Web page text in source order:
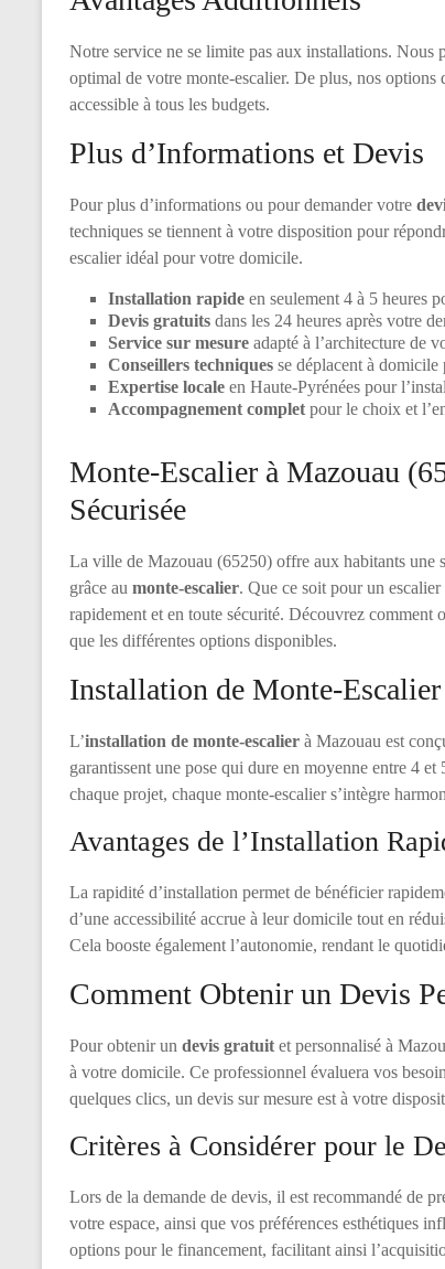
Notre service ne se limite pas aux installations. Nous
optimal de votre monte-escalier. De plus, nos options
accessible à tous les budgets.
Plus d’Informations et Devis
Pour plus d’informations ou pour demander votre
techniques se tiennent à votre disposition pour
escalier idéal pour votre domicile.
Installation rapide en seulement 4 à 5 heures
Devis gratuits dans les 24 heures après votre
Service sur mesure adapté à l’architecture de
Conseillers techniques se déplacent à
Expertise locale en Haute-Pyrénées pour
Accompagnement complet pour le choix et
Monte-Escalier à Mazouau
Sécurisée
La ville de Mazouau (65250) offre aux habitants une
grâce au monte-escalier. Que ce soit pour un
rapidement et en toute sécurité. Découvrez comment
que les différentes options disponibles.
Installation de Monte-
L’installation de monte-escalier à Mazouau est
garantissent une pose qui dure en moyenne entre 4
chaque projet, chaque monte-escalier s’intègre
Avantages de l’Installation
La rapidité d’installation permet de bénéficier
d’une accessibilité accrue à leur domicile tout en
Cela booste également l’autonomie, rendant le
Comment Obtenir un Devis
Pour obtenir un devis gratuit et personnalisé à
à votre domicile. Ce professionnel évaluera vos
quelques clics, un devis sur mesure est à votre
Critères à Considérer pour le
Lors de la demande de devis, il est recommandé de
votre espace, ainsi que vos préférences esthétiques
options pour le financement, facilitant ainsi